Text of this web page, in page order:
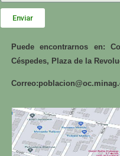
Enviar
Puede encontrarnos en:
Céspedes, Plaza de la
Correo: